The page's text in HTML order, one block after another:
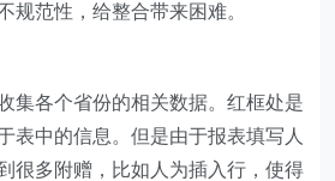
规范性，给整合带来困难。
集各个省份的相关数据。红框处是
表中的信息。但是由于报表填写人
很多附赠，比如人为插入行，使得